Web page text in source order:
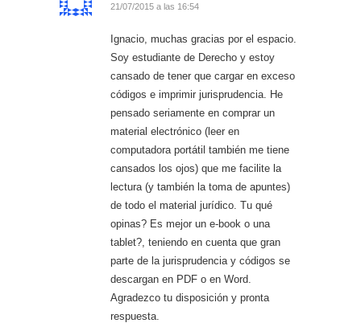
21/07/2015 a las 16:54
Ignacio, muchas gracias por el espacio.
Soy estudiante de Derecho y estoy
cansado de tener que cargar en exceso
códigos e imprimir jurisprudencia. He
pensado seriamente en comprar un
material electrónico (leer en
computadora portátil también me tiene
cansados los ojos) que me facilite la
lectura (y también la toma de apuntes)
de todo el material jurídico. Tu qué
opinas? Es mejor un e-book o una
tablet?, teniendo en cuenta que gran
parte de la jurisprudencia y códigos se
descargan en PDF o en Word.
Agradezco tu disposición y pronta
respuesta.